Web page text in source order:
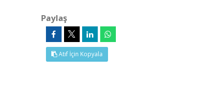
Paylaş
Atıf İçin Kopyala